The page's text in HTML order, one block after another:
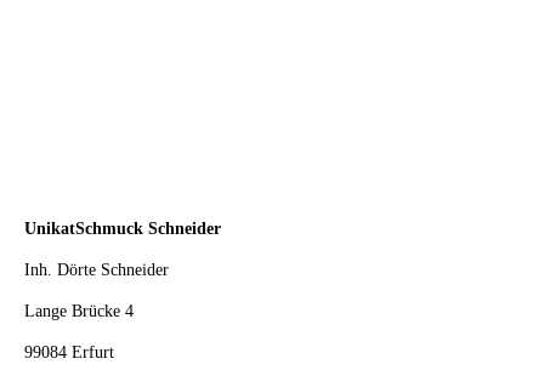
UnikatSchmuck Schneider
Inh. Dörte Schneider
Lange Brücke 4
99084 Erfurt